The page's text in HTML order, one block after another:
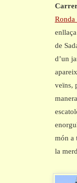
Ronda
de
d’un
veïns,
món a
la